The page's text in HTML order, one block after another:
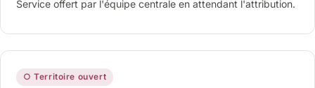
Service offert par l'équipe centrale en attendant l'attribution.
○ Territoire ouvert